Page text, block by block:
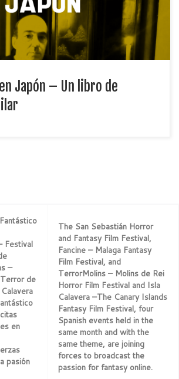
Japón – Un libro de
Festival
–
de
en
pasión
The San Sebastián Horror
and Fantasy Film Festival,
Fancine – Malaga Fantasy
Film Festival, and
TerrorMolins – Molins de Rei
Horror Film Festival and Isla
Calavera –The Canary Islands
Fantasy Film Festival, four
Spanish events held in the
same month and with the
same theme, are joining
forces to broadcast the
passion for fantasy online.